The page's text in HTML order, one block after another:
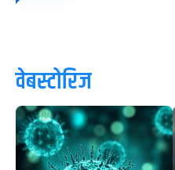
वेबस्टोरिज